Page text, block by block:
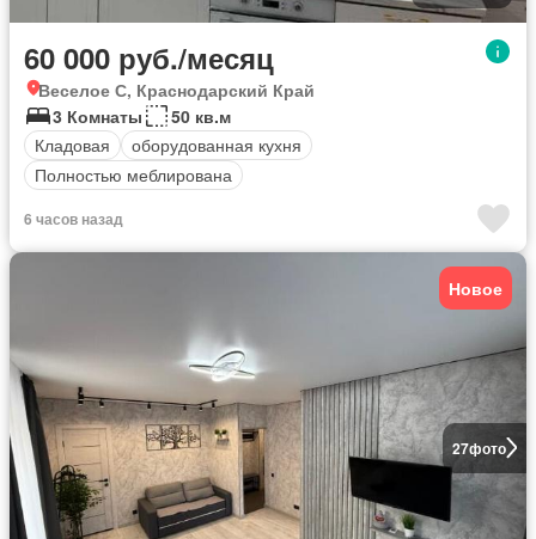
60 000 руб./месяц
Веселое С, Краснодарский Край
3 Комнаты
50 кв.м
Кладовая
оборудованная кухня
Полностью меблирована
6 часов назад
27фото
Новое